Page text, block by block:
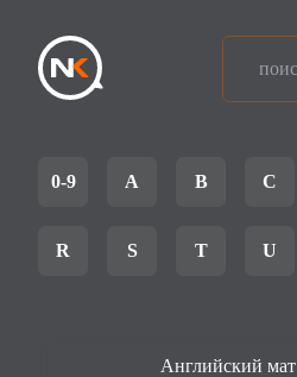
0-9 A B C
R S T U
Английский мат